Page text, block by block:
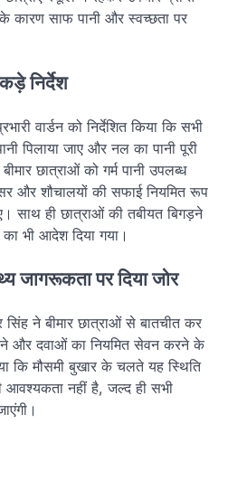
के कारण साफ पानी और स्वच्छता पर
निर्देश
वार्डन को निर्देशित किया कि सभी
पिलाया जाए और नल का पानी पूरी
छात्राओं को गर्म पानी उपलब्ध
और शौचालयों की सफाई नियमित रूप
साथ ही छात्राओं की तबीयत बिगड़ने
भी आदेश दिया गया।
जागरूकता पर दिया जोर
सिंह ने बीमार छात्राओं से बातचीत कर
और दवाओं का नियमित सेवन करने के
कि मौसमी बुखार के चलते यह स्थिति
आवश्यकता नहीं है, जल्द ही सभी